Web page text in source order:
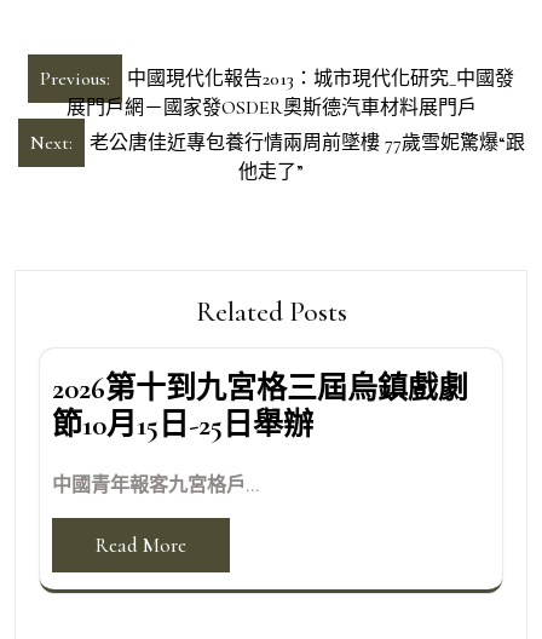
文
章
導
Previous:
中國現代化報告2013：城市現代化研究_中國發
展門戶網－國家發OSDER奧斯德汽車材料展門戶
Next:
老公唐佳近專包養行情兩周前墜樓 77歲雪妮驚爆“跟
他走了”
Related Posts
2026第十到九宮格三屆烏鎮戲劇
節10月15日-25日舉辦
中國青年報客九宮格戶...
Read More